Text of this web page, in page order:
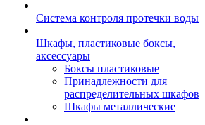
Система контроля протечки воды
Шкафы, пластиковые боксы,
аксессуары
Боксы пластиковые
Принадлежности для
распределительных шкафов
Шкафы металлические